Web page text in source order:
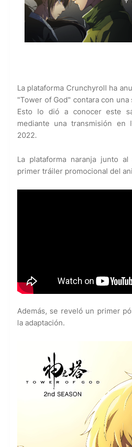
La plataforma Crunchyroll ha
"Tower of God" contara con una
Esto lo dió a conocer este
mediante una transmisión en
2022.
La plataforma naranja junto
primer tráiler promocional del
Además, se reveló un primer
la adaptación.